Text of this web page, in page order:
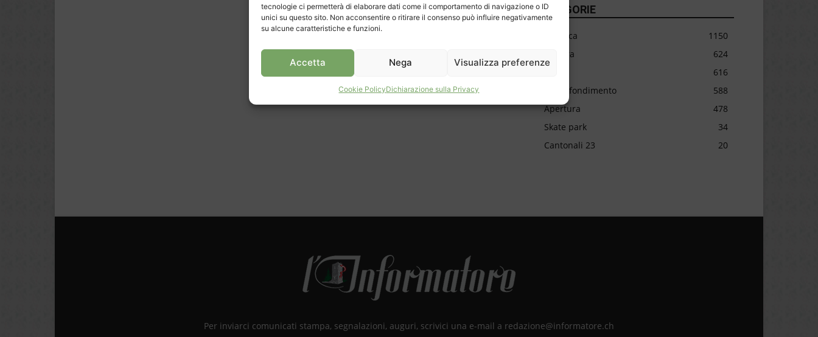
tecnologie ci permetterà di elaborare dati come il comportamento di navigazione o ID
unici su questo sito. Non acconsentire o ritirare il consenso può influire negativamente
su alcune caratteristiche e funzioni.
Accetta Nega Visualizza preferenze
Cookie PolicyDichiarazione sulla Privacy
CATEGORIE
Cronaca
1150
Cultura
624
616
Approfondimento
588
Apertura
478
Skate park
34
Cantonali 23
20
Per inviarci comunicati stampa, segnalazioni, auguri, scrivici una e-mail a redazione@informatore.ch